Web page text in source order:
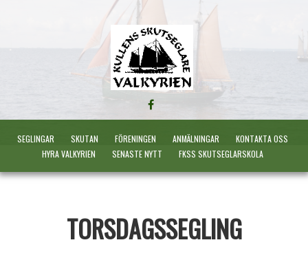
FÖLJ
OSS
PÅ
FACEBOOK
SEGLINGAR SKUTAN FÖRENINGEN ANMÄLNINGAR
KONTAKTA OSS
HYRA VALKYRIEN
SENASTE NYTT FKSS SKUTSEGLARSKOLA
TORSDAGSSEGLING